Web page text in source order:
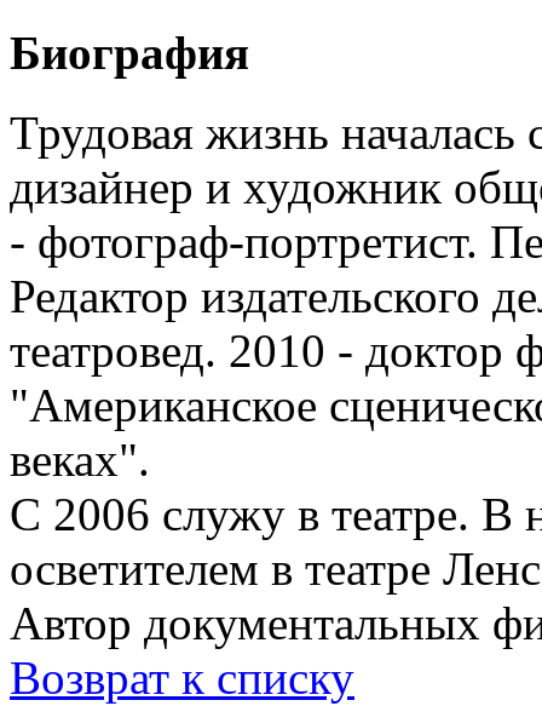
Биография
Трудовая жизнь
дизайнер и художник
- фотограф-портретист.
Редактор издательского
театровед. 2010 - доктор
"Американское
веках".
С 2006 служу в театре. В
осветителем в театре
Автор документальных
Возврат к списку